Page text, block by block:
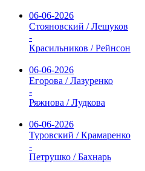
06-06-2026
Стояновский / Лешуков
-
Красильников / Рейнсон
06-06-2026
Егорова / Лазуренко
-
Ряжнова / Лудкова
06-06-2026
Туровский / Крамаренко
-
Петрушко / Бахнарь